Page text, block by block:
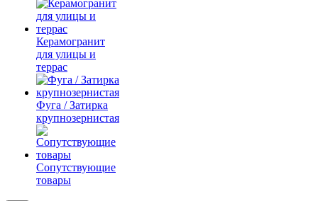
Керамогранит
для улицы и
террас
Фуга / Затирка
крупнозернистая
Сопутствующие
товары